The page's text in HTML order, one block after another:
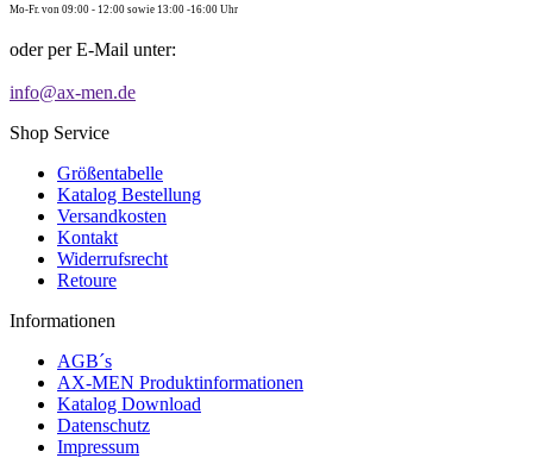
Mo-Fr. von 09:00 - 12:00 sowie 13:00 -16:00 Uhr
oder per E-Mail unter:
info@ax-men.de
Shop Service
Größentabelle
Katalog Bestellung
Versandkosten
Kontakt
Widerrufsrecht
Retoure
Informationen
AGB´s
AX-MEN Produktinformationen
Katalog Download
Datenschutz
Impressum